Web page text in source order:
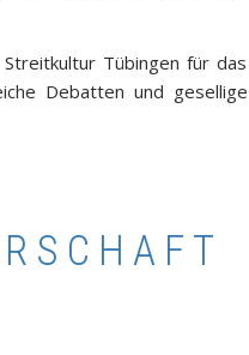
Tübingen für das
Debatten und gesellige